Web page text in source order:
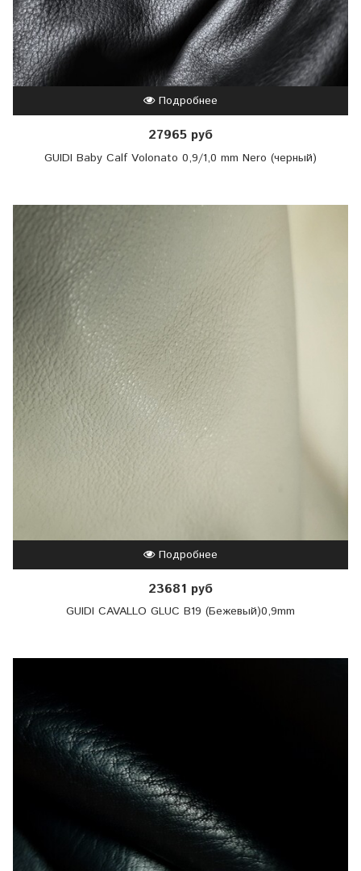
Подробнее
27965 руб
GUIDI Baby Calf Volonato 0,9/1,0 mm Nero (черный)
Подробнее
23681 руб
GUIDI CAVALLO GLUC B19 (Бежевый)0,9mm